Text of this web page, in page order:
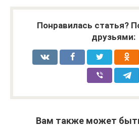
Понравилась статья?
друзьями:
Вам также может